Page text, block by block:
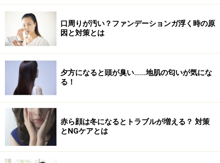
るように、下から上へ一回転させる。
少しづつ引っ張る
6. 一回転させると写真のようなねじれができる。この
時、くぐらせた毛束を二つに分け、左右に引っ張るとた
るみがとれる。
口周りが汚い？ファンデーションガ浮く時の原
因と対策とは
夕方になると頭が臭い……地肌の匂いが気にな
る！
赤ら顔は冬になるとトラブルが増える？ 対策
とNGケアとは